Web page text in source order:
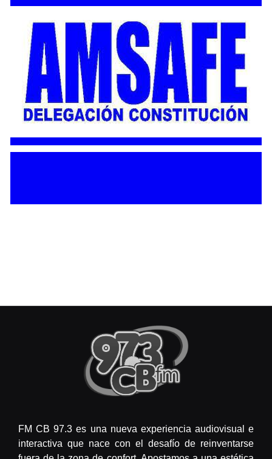
FM CB 97.3 es una nueva experiencia audiovisual e
interactiva que nace con el desafío de reinventarse